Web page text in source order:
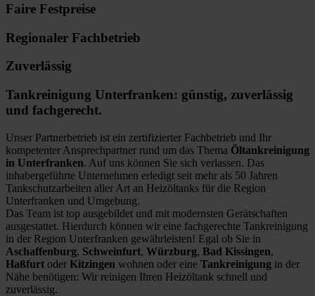
Faire Festpreise
Regionaler Fachbetrieb
Zuverlässig
Tankreinigung Unterfranken: günstig, zuverlässig
und fachgerecht.
Unser Partnerbetrieb ist ein zertifizierter Fachbetrieb und Ihr
kompetenter Ansprechpartner rund um das Thema Öltankreinigung
in Unterfranken. Auf uns können Sie sich verlassen. Das
inhabergeführte Unternehmen erledigt seit mehr als 50 Jahren
Tankschutzarbeiten aller Art an Heizöltanks für die Region
Unterfranken und Umgebung.
Das Team ist top ausgebildet und mit modernsten Gerätschaften
ausgestattet. Hierdurch können wir eine fachgerechte Tankreinigung
in der Region Unterfranken gewährleisten! Egal ob Sie in
Aschaffenburg, Schweinfurt, Würzburg, Bad Kissingen,
Haßfurt oder Kitzingen wohnen oder eine Tankreinigung in der
Nähe benötigen: Wir reinigen Ihren Heizöltank schnell und
zuverlässig.